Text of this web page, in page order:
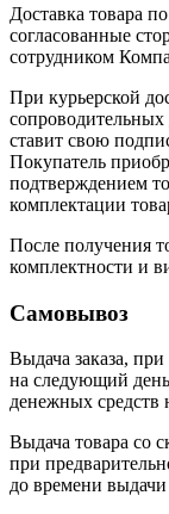
Доставка товара
согласованные
сотрудником
При курьерской
сопроводительных
ставит свою
Покупатель
подтверждением
комплектации
После получения
комплектности и
Самовывоз
Выдача заказа,
на следующий
денежных средств
Выдача товара со
при
до времени выдачи